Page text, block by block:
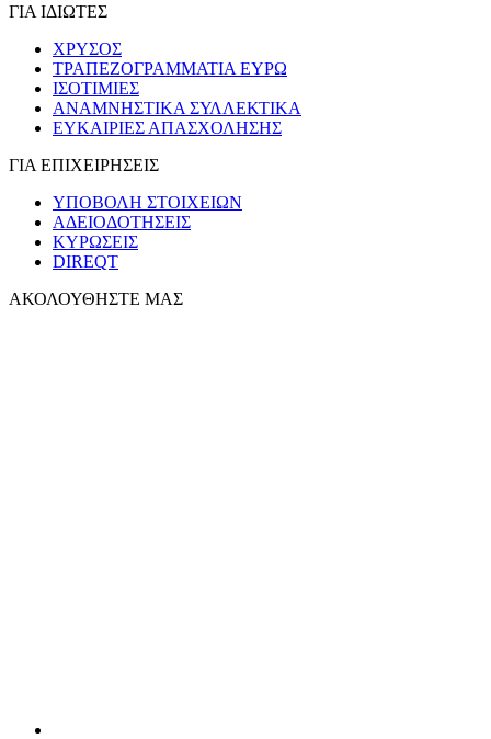
ΓΙΑ ΙΔΙΩΤΕΣ
ΧΡΥΣΟΣ
ΤΡΑΠΕΖΟΓΡΑΜΜΑΤΙΑ ΕΥΡΩ
ΙΣΟΤΙΜΙΕΣ
ΑΝΑΜΝΗΣΤΙΚΑ ΣΥΛΛΕΚΤΙΚΑ
ΕΥΚΑΙΡΙΕΣ ΑΠΑΣΧΟΛΗΣΗΣ
ΓΙΑ ΕΠΙΧΕΙΡΗΣΕΙΣ
ΥΠΟΒΟΛΗ ΣΤΟΙΧΕΙΩΝ
ΑΔΕΙΟΔΟΤΗΣΕΙΣ
ΚΥΡΩΣΕΙΣ
DIREQT
ΑΚΟΛΟΥΘΗΣΤΕ ΜΑΣ